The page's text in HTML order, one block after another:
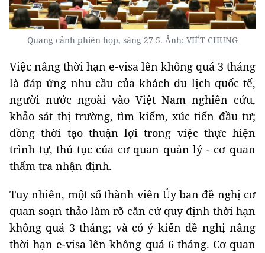
Quang cảnh phiên họp, sáng 27-5. Ảnh: VIẾT CHUNG
Việc nâng thời hạn e-visa lên không quá 3 tháng
là đáp ứng nhu cầu của khách du lịch quốc tế,
người nước ngoài vào Việt Nam nghiên cứu,
khảo sát thị trường, tìm kiếm, xúc tiến đầu tư;
đồng thời tạo thuận lợi trong việc thực hiện
trình tự, thủ tục của cơ quan quản lý - cơ quan
thẩm tra nhận định.
Tuy nhiên, một số thành viên Ủy ban đề nghị cơ
quan soạn thảo làm rõ căn cứ quy định thời hạn
không quá 3 tháng; và có ý kiến đề nghị nâng
thời hạn e-visa lên không quá 6 tháng. Cơ quan